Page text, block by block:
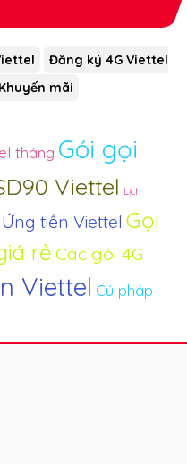
Đăng ký 4G Viettel
mãi
tháng Gói gọi
Viettel Lịch
Ứng tiền Viettel Gọi
rẻ Các gói 4G
Viettel Cú pháp